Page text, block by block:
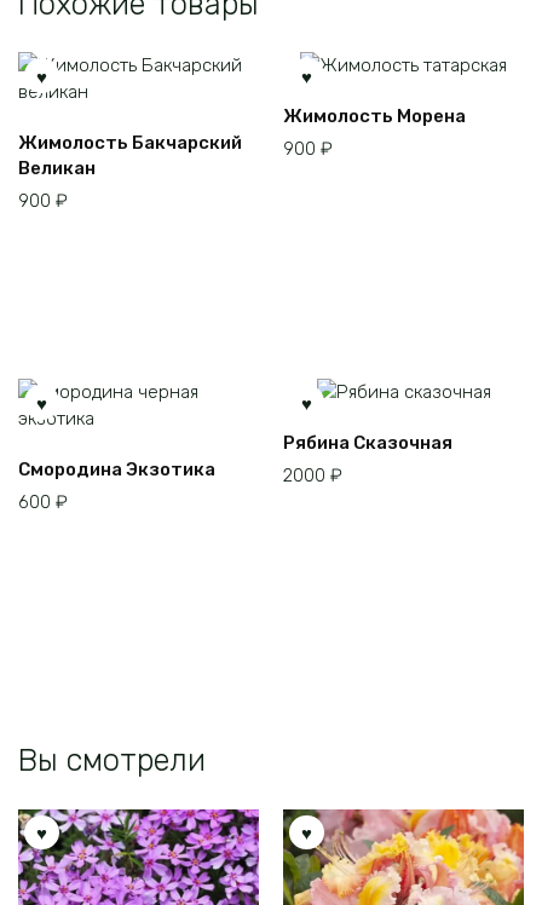
Жимолость Бакчарский
Великан
900 ₽
Жимолость Морена
900 ₽
Смородина Экзотика
600 ₽
Рябина Сказочная
2000 ₽
Вы смотрели